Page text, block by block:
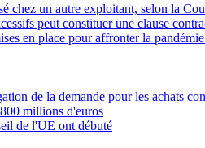
chez un autre exploitant, selon la
peut constituer une clause
en place pour affronter la
de la demande pour les achats
millions d'euros
de l'UE ont débuté